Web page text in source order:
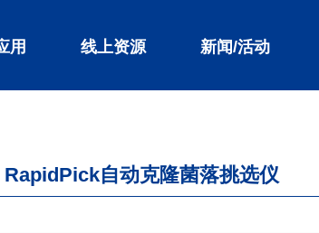
用 线上资源 新闻/活动
RapidPick自动克隆菌落挑选仪